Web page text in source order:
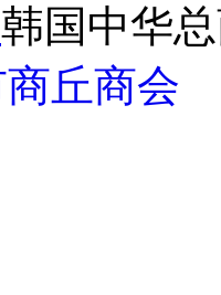
韩国中华